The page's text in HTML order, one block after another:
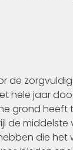
de
hele jaar
grond heeft
de middelste
die het